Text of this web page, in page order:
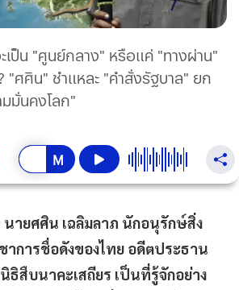
เป็น "ศูนย์กลาง" หรือแค่ "ทางผ่าน"
"ศศิน" ชำแหละ "คำสั่งรัฐบาล" ยก
มั่นคงโลก"
นายศศิน เฉลิมลาภ นักอนุรักษ์สิ่ง
าการชื่อดังของไทย อดีตประธาน
ธิสืบนาคะเสถียร เป็นที่รู้จักอย่าง